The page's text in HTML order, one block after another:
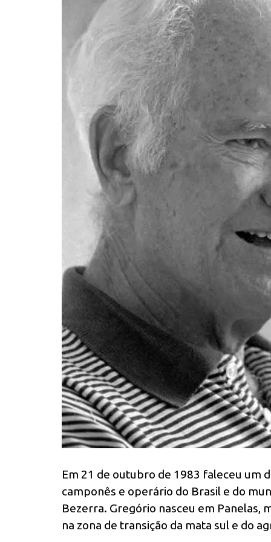
Em 21 de outubro de 1983 faleceu um
camponês e operário do Brasil e do
Bezerra. Gregório nasceu em Panelas,
na zona de transição da mata sul e do